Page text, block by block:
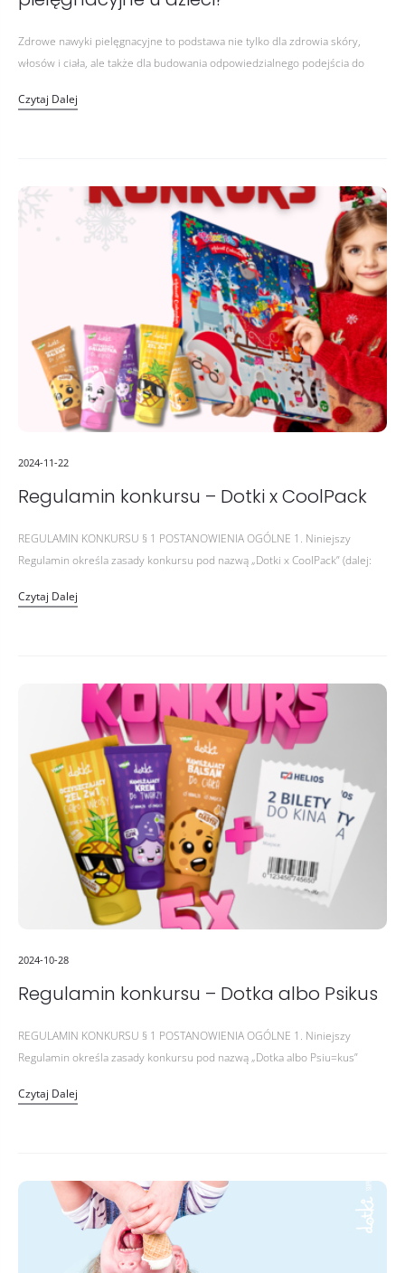
Zdrowe nawyki pielęgnacyjne to podstawa nie tylko dla zdrowia skóry,
włosów i ciała, ale także dla budowania odpowiedzialnego podejścia do
Czytaj Dalej
2024-11-22
Regulamin konkursu – Dotki x CoolPack
REGULAMIN KONKURSU § 1 POSTANOWIENIA OGÓLNE 1. Niniejszy
Regulamin określa zasady konkursu pod nazwą „Dotki x CoolPack” (dalej:
szczególności zasady, zakres…
Czytaj Dalej
2024-10-28
Regulamin konkursu – Dotka albo Psikus
REGULAMIN KONKURSU § 1 POSTANOWIENIA OGÓLNE 1. Niniejszy
Regulamin określa zasady konkursu pod nazwą „Dotka albo Psiu=kus”
określa w szczególności zasady, zakres…
Czytaj Dalej